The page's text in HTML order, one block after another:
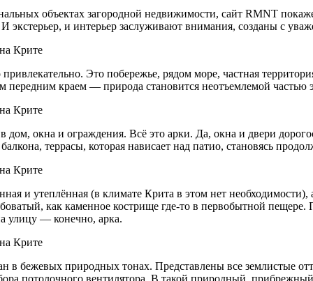
объектах загородной недвижимости, сайт RMNT
экстерьер, и интерьер заслуживают внимания, созданы с
Это побережье, рядом море, частная
передним краем — природа становится неотъемлемой частью
окна и ограждения. Всё это арки. Да, окна и двери
террасы, которая нависает над патио, становясь
и утеплённая (в климате Крита в этом нет
как каменное кострище где-то в первобытной пещере.
улицу — конечно, арка.
в бежевых природных тонах. Представлены все землистые
потолочного вентилятора. В такой природный,